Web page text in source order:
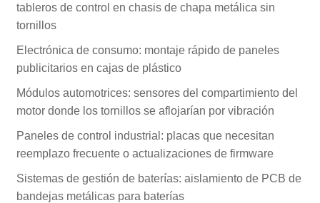
tableros de control en chasis de chapa metálica sin
tornillos
Electrónica de consumo: montaje rápido de paneles
publicitarios en cajas de plástico
Módulos automotrices: sensores del compartimiento del
motor donde los tornillos se aflojarían por vibración
Paneles de control industrial: placas que necesitan
reemplazo frecuente o actualizaciones de firmware
Sistemas de gestión de baterías: aislamiento de PCB de
bandejas metálicas para baterías